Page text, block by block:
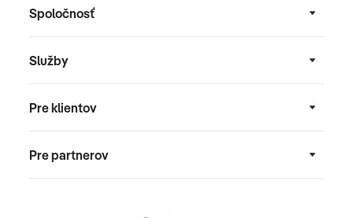
Spoločnosť
Služby
Pre klientov
Pre partnerov